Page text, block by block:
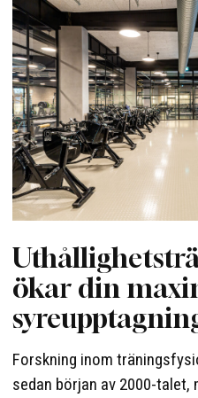
ökar din
Forskning inom
sedan början av 2000-talet,